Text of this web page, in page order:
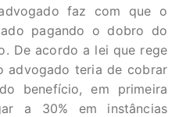
faz com que o
pagando o dobro do
De acordo a lei que rege
advogado teria de cobrar
benefício, em primeira
a 30% em instâncias